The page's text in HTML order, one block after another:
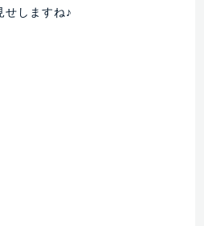
せしますね♪